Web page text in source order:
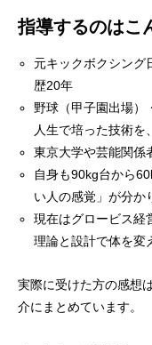
指導するのはこ
元キックボクシング
歴20年
野球（甲子園出場）
人生で培った技術を
東京大学や芸能関係
自身も90kg台から
い人の感覚」が分か
現在はグロービス経
理論と設計で体を変
実際に受けた方の感想
介にまとめています。